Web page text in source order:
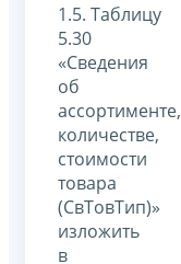
1.5. Таблицу
5.30
«Сведения
об
ассортименте,
количестве,
стоимости
товара
(СвТовТип)»
изложить
в